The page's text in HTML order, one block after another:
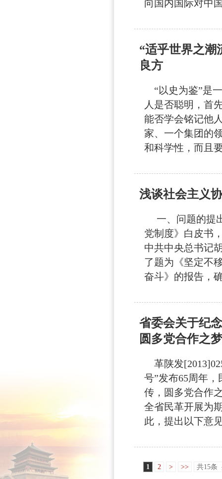
向国内国际对中
“适乎世界之
良方
“以史为鉴”是
人是否聪明，首
能否学会铭记他
家、一个集团的
和科学性，而且
浅谈社会主义
一、问题的提
党制度》白皮书
中共中央总书记
了题为《坚定不
奋斗》的报告，
省委会关于纪
圆多党合作之
革陕发
号”发布65周年
传，圆多党合作
全省民革开展为
此，提出以下意
1 2 > >> 共15条